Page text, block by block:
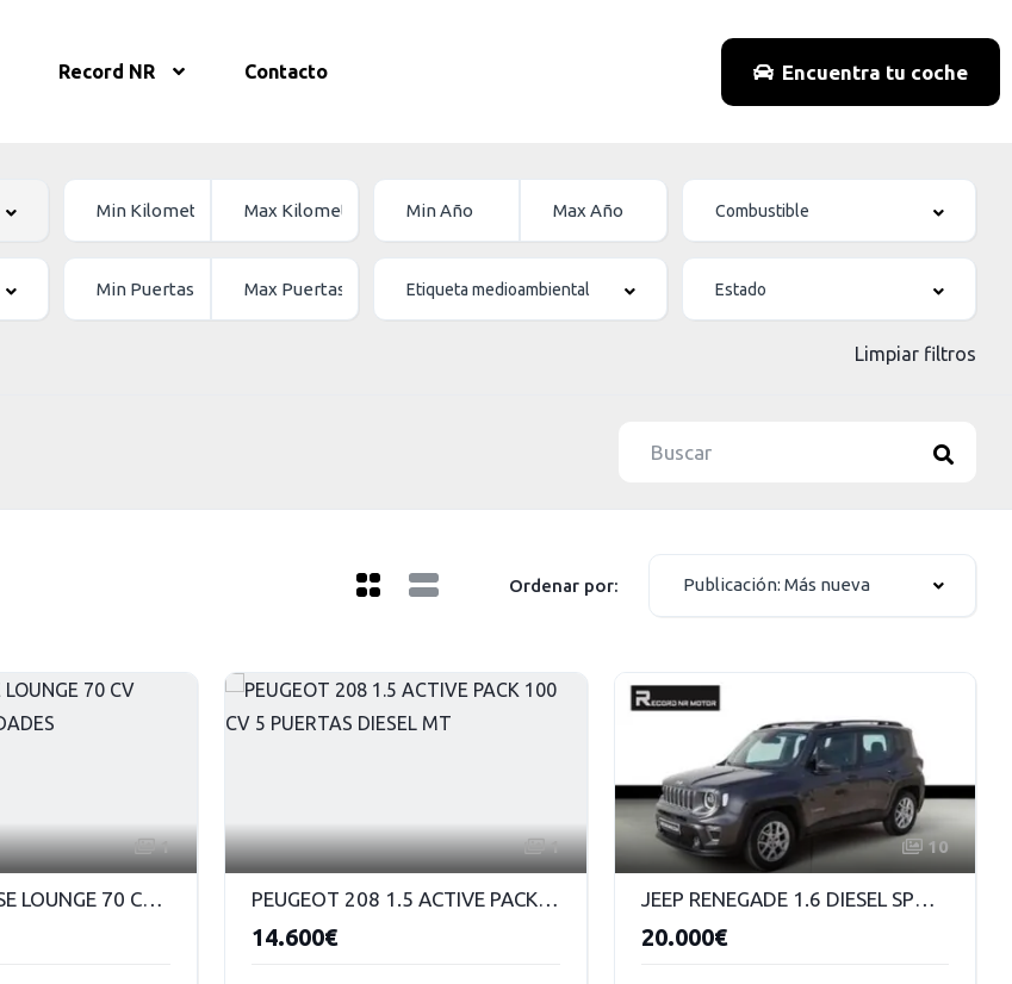
Record NR Contacto Encuentra tu coche
Limpiar filtros
Ordenar por: Publicación: Más nueva
1
FIAT 500 1.0 GSE LOUNGE 70 CV HIBRIDO 6 VELOCIDADES
1
PEUGEOT 208 1.5 ACTIVE PACK 100 CV 5 PUERTAS DIESEL MT
14.600€
10
JEEP RENEGADE 1.6 DIESEL SPORT 130 CV 6 VELOCIDADES MANUAL
20.000€